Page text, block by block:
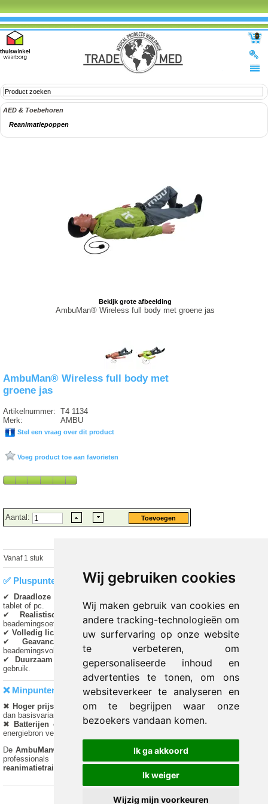
Wij gebruiken cookies
Wij maken gebruik van cookies en
andere tracking-technologieën om
uw surfervaring op onze website
te verbeteren, om
gepersonaliseerde inhoud en
advertenties te tonen, om ons
websiteverkeer te analyseren en
om te begrijpen waar onze
bezoekers vandaan komen.
Ik ga akkoord
Ik weiger
Wijzig mijn voorkeuren
0
AED & Toebehoren
Reanimatiepoppen
Bekijk grote afbeelding
AmbuMan® Wireless full body met groene jas
AmbuMan® Wireless full body met
groene jas
Artikelnummer:
Merk:
T4 1134
AMBU
Stel een vraag over dit product
Voeg product toe aan favorieten
Aantal:
Vanaf 1 stuk
✅ Pluspunten
✔Draadloze verbinding
tablet of pc.
✔Realistische anatomie
– Levensechte borstcompressies en
beademingsoefeningen.
✔Volledig lichaam
– Geschikt voor til- en positioneringsoefeningen.
✔Geavanceerde feedback
– Inzicht in compressiediepte,
beademingsvolume en handplaatsing.
✔Duurzaam ontwerp – Robuuste materialen geschikt voor intensief
gebruik.
❌ Minpunten
✖ Hoger prijssegment– Geavanceerde technologie maakt de pop prijziger
dan basisvarianten.
✖
Batterijen of stroom nodig– Voor draadloze functionaliteiten is een
energiebron vereist.
De AmbuMan® Wireless Full Body
is de perfecte keuze voor opleiders en
professionals die een
zeer geavanceerde en realistische
reanimatietraining
willen geven.